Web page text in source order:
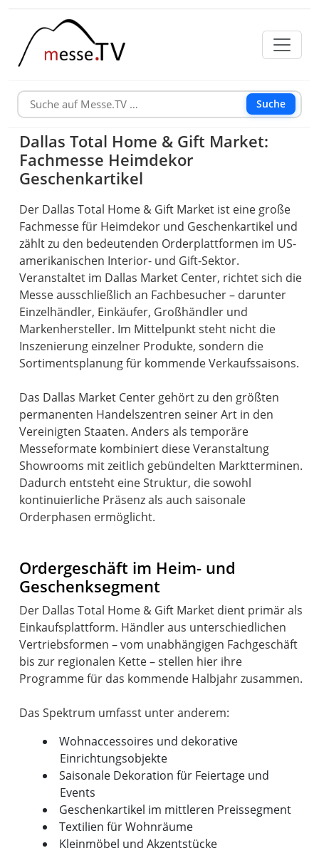
Suche
Dallas Total Home & Gift Market:
Fachmesse Heimdekor
Geschenkartikel
Der Dallas Total Home & Gift Market ist eine große
Fachmesse für Heimdekor und Geschenkartikel und
zählt zu den bedeutenden Orderplattformen im US-
amerikanischen Interior- und Gift-Sektor.
Veranstaltet im Dallas Market Center, richtet sich die
Messe ausschließlich an Fachbesucher – darunter
Einzelhändler, Einkäufer, Großhändler und
Markenhersteller. Im Mittelpunkt steht nicht die
Inszenierung einzelner Produkte, sondern die
Sortimentsplanung für kommende Verkaufssaisons.
Das Dallas Market Center gehört zu den größten
permanenten Handelszentren seiner Art in den
Vereinigten Staaten. Anders als temporäre
Messeformate kombiniert diese Veranstaltung
Showrooms mit zeitlich gebündelten Marktterminen.
Dadurch entsteht eine Struktur, die sowohl
kontinuierliche Präsenz als auch saisonale
Orderphasen ermöglicht.
Ordergeschäft im Heim- und
Geschenksegment
Der Dallas Total Home & Gift Market dient primär als
Einkaufsplattform. Händler aus unterschiedlichen
Vertriebsformen – vom unabhängigen Fachgeschäft
bis zur regionalen Kette – stellen hier ihre
Programme für das kommende Halbjahr zusammen.
Wohnaccessoires und dekorative
Einrichtungsobjekte
Saisonale Dekoration für Feiertage und
Events
Geschenkartikel im mittleren Preissegment
Textilien für Wohnräume
Kleinmöbel und Akzentstücke